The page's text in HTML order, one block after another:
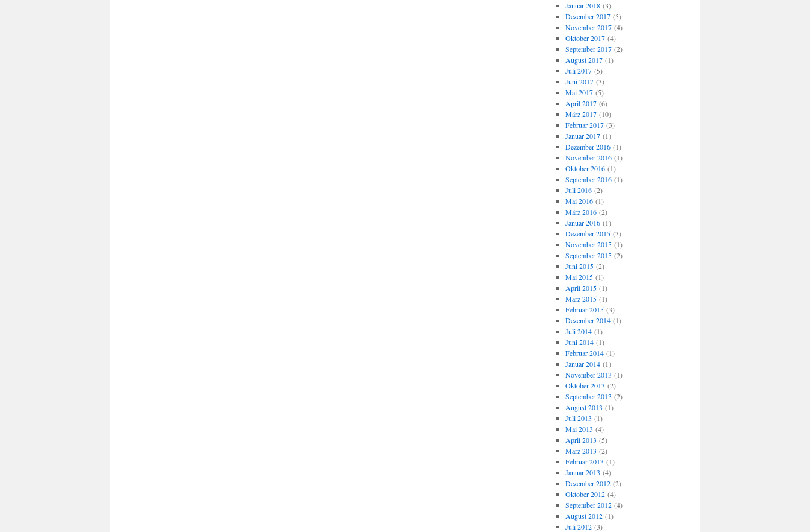
Januar 2018(3)
Dezember 2017(5)
November 2017(4)
Oktober 2017(4)
September 2017(2)
August 2017(1)
Juli 2017(5)
Juni 2017(3)
Mai 2017(5)
April 2017(6)
März 2017(10)
Februar 2017(3)
Januar 2017(1)
Dezember 2016(1)
November 2016(1)
Oktober 2016(1)
September 2016(1)
Juli 2016(2)
Mai 2016(1)
März 2016(2)
Januar 2016(1)
Dezember 2015(3)
November 2015(1)
September 2015(2)
Juni 2015(2)
Mai 2015(1)
April 2015(1)
März 2015(1)
Februar 2015(3)
Dezember 2014(1)
Juli 2014(1)
Juni 2014(1)
Februar 2014(1)
Januar 2014(1)
November 2013 (1)
Oktober 2013 (2)
September 2013 (2)
August 2013 (1)
Juli 2013 (1)
Mai 2013 (4)
April 2013 (5)
März 2013 (2)
Februar 2013 (1)
Januar 2013 (4)
Dezember 2012(2)
Oktober 2012(4)
September 2012(4)
August 2012(1)
Juli 2012(3)